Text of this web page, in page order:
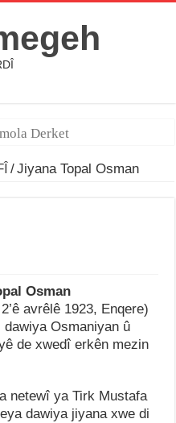
Derket
/Jiyana Topal Osman
Osman
avrêlê 1923, Enqere)
Osmaniyan û
de xwedî erkên mezin
netewî ya Tirk Mustafa
dawiya jiyana xwe di